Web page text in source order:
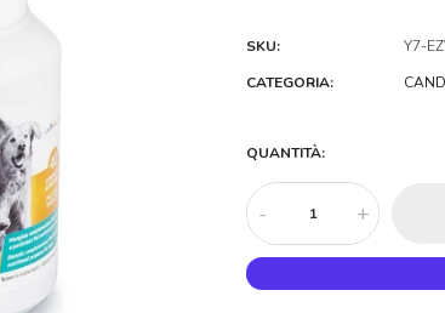
SKU:
Y7-
CATEGORIA:
QUANTITÀ:
- +